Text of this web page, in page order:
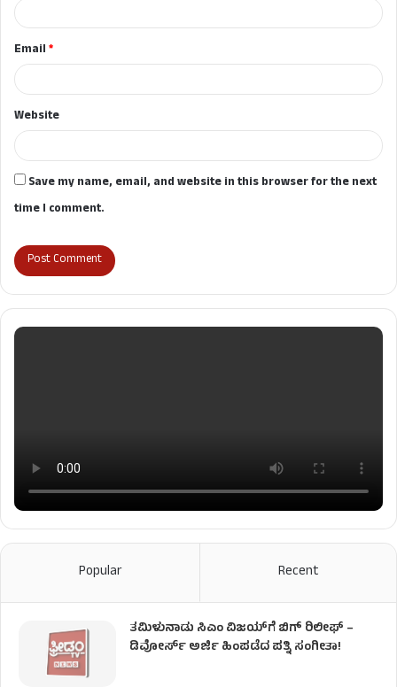
Email*
Website
Save my name, email, and website in this browser for the next
time I comment.
Popular Recent
ತಮಿಳುನಾಡು ಸಿಎಂ ವಿಜಯ್‌ಗೆ ಬಿಗ್ ರಿಲೀಫ್ –
ಡಿವೋರ್ಸ್ ಅರ್ಜಿ ಹಿಂಪಡೆದ ಪತ್ನಿ ಸಂಗೀತಾ!